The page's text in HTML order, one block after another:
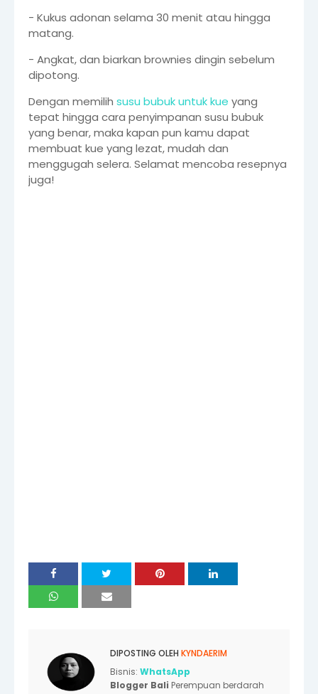
- Kukus adonan selama 30 menit atau hingga
matang.
- Angkat, dan biarkan brownies dingin sebelum
dipotong.
Dengan memilih susu bubuk untuk kue yang
tepat hingga cara penyimpanan susu bubuk
yang benar, maka kapan pun kamu dapat
membuat kue yang lezat, mudah dan
menggugah selera. Selamat mencoba resepnya
juga!
DIPOSTING OLEH KYNDAERIM
Bisnis: WhatsApp
Blogger Bali Perempuan berdarah